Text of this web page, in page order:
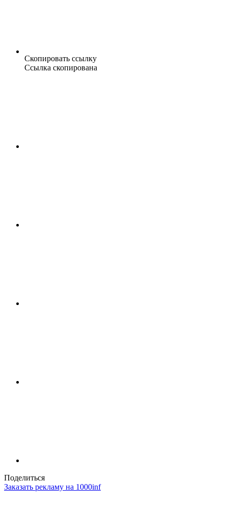
Скопировать ссылку
Ссылка скопирована
Поделиться
Заказать рекламу на 1000inf